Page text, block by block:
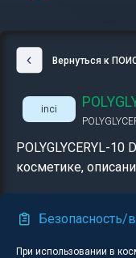
Вернуться к
inci
POLYGLYCERYL-10
косметике,
Безопасность/
При использовании в